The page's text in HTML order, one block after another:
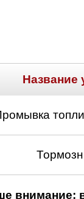
Название
внимание: в